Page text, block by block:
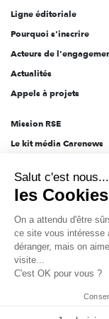
Ligne éditoriale
Pourquoi s'inscrire
Acteurs de
Actualités
Appels à projets
Mission RSE
Le kit média Carenews
AEF info
Novethic
PRODURABLE
Inclusiv Day
Données personnelles
Salut c'est nous...
les
On a attendu d'être
ce site vous intéresse
déranger, mais on
visite...
C'est OK pour vous ?